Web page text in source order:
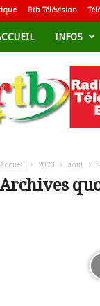
Rtb Télévision
INFOS
Accueil 2023 août 4
Archives